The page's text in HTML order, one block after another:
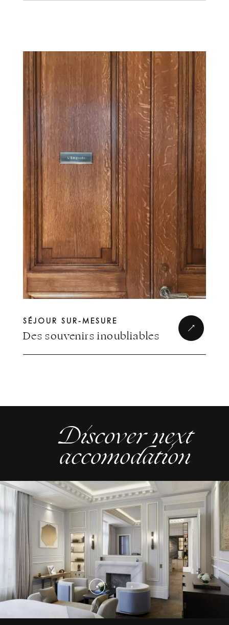
DEMANDER UNE BROCHURE
JOIN THE CIRCLE
By clicking, I agree to theTerms and Conditions
and thePrivacy Policy
SÉJOUR SUR-MESURE
Des souvenirs inoubliables
Discover next
accomodation